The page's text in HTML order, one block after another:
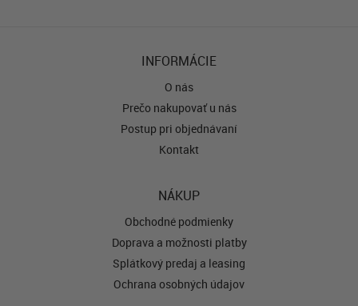
INFORMÁCIE
O nás
Prečo nakupovať u nás
Postup pri objednávaní
Kontakt
NÁKUP
Obchodné podmienky
Doprava a možnosti platby
Splátkový predaj a leasing
Ochrana osobných údajov